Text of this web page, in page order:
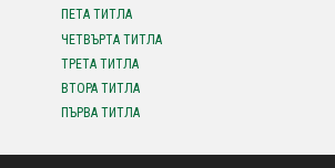
ПЕТА ТИТЛА
ЧЕТВЪРТА ТИТЛА
ТРЕТА ТИТЛА
ВТОРА ТИТЛА
ПЪРВА ТИТЛА